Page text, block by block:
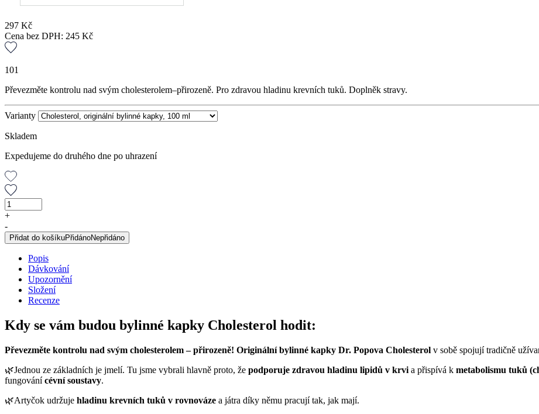
297 Kč
Cena bez DPH: 245 Kč
101
Převezměte kontrolu nad svým cholesterolem–přirozeně. Pro zdravou hladinu krevních tuků. Doplněk stravy.
Varianty
Skladem
Expedujeme do druhého dne po uhrazení
Cholesterol,
originální
kapky,
100
množství
+
-
Přidat do košíkuPřidánoNepřidáno
Popis
Dávkování
Upozornění
Složení
Recenze
Kdy se vám budou bylinné kapky Cholesterol hodit:
Převezměte kontrolu nad svým cholesterolem – přirozeně! Originální bylinné kapky Dr. Popova Cholesterol v sobě spojují tradičně
🌿Jednou ze základních je jmelí. Tu jsme vybrali hlavně proto, že podporuje zdravou hladinu lipidů v krvi a přispívá k metabolismu tuků
fungovánícévní soustavy.
🌿Artyčok udržuje hladinu krevních tuků v rovnováze a játra díky němu pracují tak, jak mají.